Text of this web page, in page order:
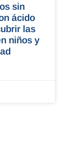
sin
ácido
las
niños y